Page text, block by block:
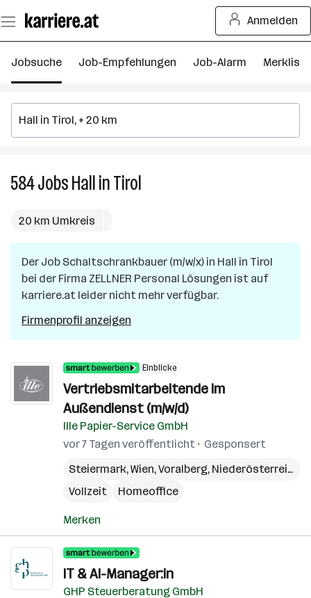
Seiteninhalt
springen
Anmelden
Jobsuche Job-Empfehlungen Job-Alarm Merkliste
584JobsHall in Tirol
in
Tirol
20 km Umkreis
Der Job Schaltschrankbauer (m/w/x) in Hall in Tirol
bei der Firma ZELLNER Personal Lösungen ist auf
karriere.at leider nicht mehr verfügbar.
Firmenprofil anzeigen
Einblicke
Vertriebsmitarbeitende im
Außendienst (m/w/d)
Ille Papier-Service GmbH
vor 7 Tagen veröffentlicht
Gesponsert
Steiermark,Wien,Voralberg, Niederösterreich
Vollzeit
Homeoffice
Merken
IT & AI-Manager:in
GHP Steuerberatung GmbH